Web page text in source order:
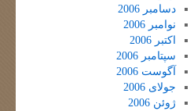
دسامبر 2006
نوامبر 2006
اکتبر 2006
سپتامبر 2006
آگوست 2006
جولای 2006
ژوئن 2006